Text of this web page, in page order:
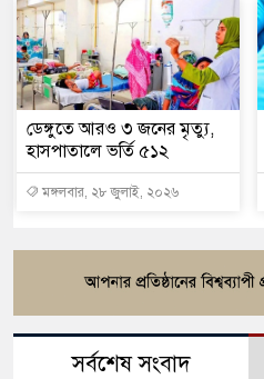
ডেঙ্গুতে আরও ৩ জনের মৃত্যু,
হাসপাতালে ভর্তি ৫১২
মঙ্গলবার, ২৮ জুলাই, ২০২৬
সর্বশেষ সংবাদ